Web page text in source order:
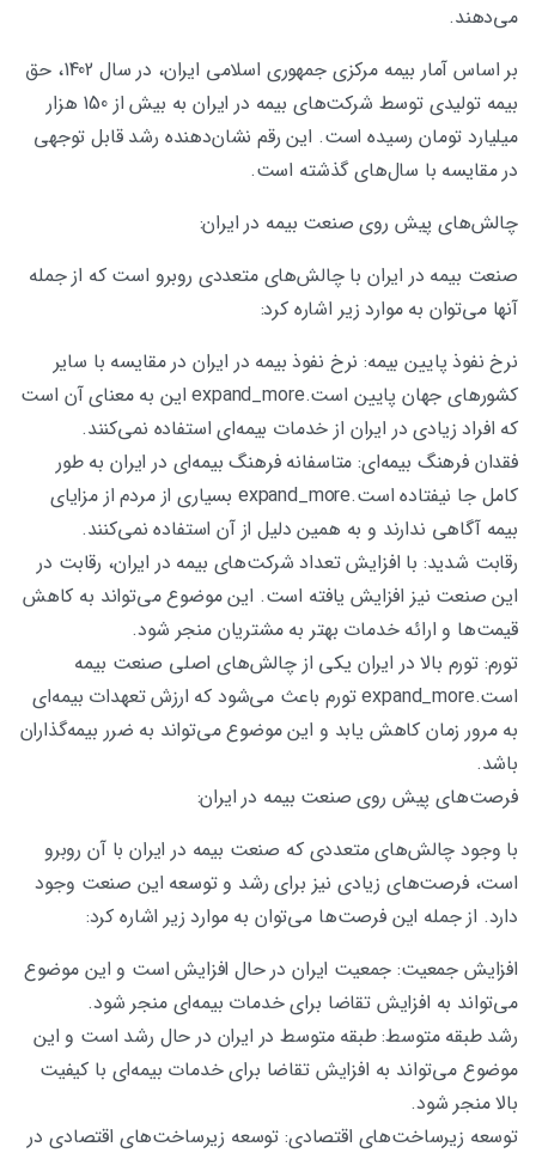
می‌دهند.
بر اساس آمار بیمه مرکزی جمهوری اسلامی ایران، در سال 1402، حق
بیمه تولیدی توسط شرکت‌های بیمه در ایران به بیش از 150 هزار
میلیارد تومان رسیده است. این رقم نشان‌دهنده رشد قابل توجهی
در مقایسه با سال‌های گذشته است.
چالش‌های پیش روی صنعت بیمه در ایران:
صنعت بیمه در ایران با چالش‌های متعددی روبرو است که از جمله
آنها می‌توان به موارد زیر اشاره کرد:
نرخ نفوذ پایین بیمه: نرخ نفوذ بیمه در ایران در مقایسه با سایر
کشورهای جهان پایین است.expand_more این به معنای آن است
که افراد زیادی در ایران از خدمات بیمه‌ای استفاده نمی‌کنند.
فقدان فرهنگ بیمه‌ای: متاسفانه فرهنگ بیمه‌ای در ایران به طور
کامل جا نیفتاده است.expand_more بسیاری از مردم از مزایای
بیمه آگاهی ندارند و به همین دلیل از آن استفاده نمی‌کنند.
رقابت شدید: با افزایش تعداد شرکت‌های بیمه در ایران، رقابت در
این صنعت نیز افزایش یافته است. این موضوع می‌تواند به کاهش
قیمت‌ها و ارائه خدمات بهتر به مشتریان منجر شود.
تورم: تورم بالا در ایران یکی از چالش‌های اصلی صنعت بیمه
است.expand_more تورم باعث می‌شود که ارزش تعهدات بیمه‌ای
به مرور زمان کاهش یابد و این موضوع می‌تواند به ضرر بیمه‌گذاران
باشد.
فرصت‌های پیش روی صنعت بیمه در ایران:
با وجود چالش‌های متعددی که صنعت بیمه در ایران با آن روبرو
است، فرصت‌های زیادی نیز برای رشد و توسعه این صنعت وجود
دارد. از جمله این فرصت‌ها می‌توان به موارد زیر اشاره کرد:
افزایش جمعیت: جمعیت ایران در حال افزایش است و این موضوع
می‌تواند به افزایش تقاضا برای خدمات بیمه‌ای منجر شود.
رشد طبقه متوسط: طبقه متوسط ​​در ایران در حال رشد است و این
موضوع می‌تواند به افزایش تقاضا برای خدمات بیمه‌ای با کیفیت
بالا منجر شود.
توسعه زیرساخت‌های اقتصادی: توسعه زیرساخت‌های اقتصادی در